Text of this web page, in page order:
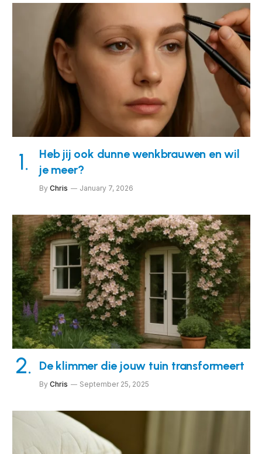
Heb jij ook dunne wenkbrauwen en wil
je meer?
By Chris January 7, 2026
De klimmer die jouw tuin transformeert
By Chris September 25, 2025